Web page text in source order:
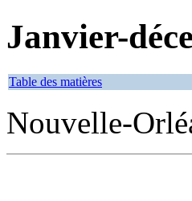
Janvier-
Table des matières
Nouvelle-